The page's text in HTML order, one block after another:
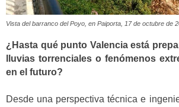
Vista del barranco del Poyo, en Paiporta, 17 de octubre de
¿Hasta qué punto Valencia está
lluvias torrenciales o fenómenos
en el futuro?
Desde una perspectiva técnica e